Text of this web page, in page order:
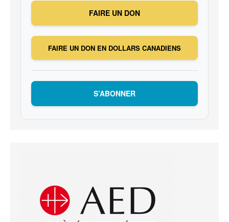
FAIRE UN DON
FAIRE UN DON EN DOLLARS CANADIENS
S’ABONNER